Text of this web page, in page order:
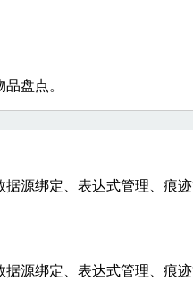
盘点。
源绑定、表达式管理、痕
源绑定、表达式管理、痕